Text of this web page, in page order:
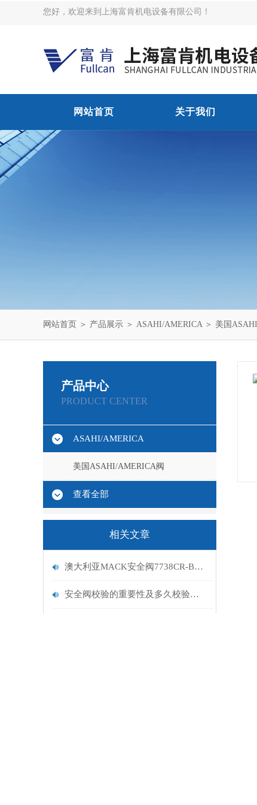
您好，欢迎来到上海富肯机电设备有限公司！
网站首页 关于我们
网站首页 ＞ 产品展示 ＞ ASAHI/AMERICA＞ 美国
产品中心
PRODUCT CENTER
ASAHI/AMERICA
美国ASAHI/AMERICA阀
查看全部
相关文章
澳大利亚MACK安全阀7738CR-B4-020系列网络原厂
安全阀校验的重要性及多久校验一次